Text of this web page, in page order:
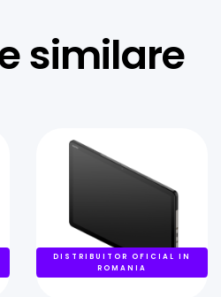
similare
DISTRIBUITOR OFICIAL IN
ROMANIA